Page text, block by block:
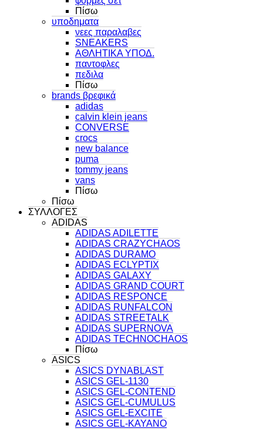
Πίσω
υποδηματα
νεες παραλαβες
SNEAKERS
ΑΘΛΗΤΙΚΑ ΥΠΟΔ.
παντοφλες
πεδιλα
Πίσω
brands βρεφικά
adidas
calvin klein jeans
CONVERSE
crocs
new balance
puma
tommy jeans
vans
Πίσω
Πίσω
ΣΥΛΛΟΓΕΣ
ADIDAS
ADIDAS ADILETTE
ADIDAS CRAZYCHAOS
ADIDAS DURAMO
ADIDAS ECLYPTIX
ADIDAS GALAXY
ADIDAS GRAND COURT
ADIDAS RESPONCE
ADIDAS RUNFALCON
ADIDAS STREETALK
ADIDAS SUPERNOVA
ADIDAS TECHNOCHAOS
Πίσω
ASICS
ASICS DYNABLAST
ASICS GEL-1130
ASICS GEL-CONTEND
ASICS GEL-CUMULUS
ASICS GEL-EXCITE
ASICS GEL-KAYANO